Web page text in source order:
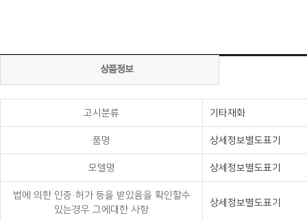
상품정보
고시분류 기타재화
품명 상세정보별도표기
모델명 상세정보별도표기
법에 의한 인증·허가 등을 받았음을 확인할수
있는경우 그에대한 사항
상세정보별도표기